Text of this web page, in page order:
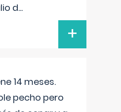
d...
+
14 meses.
pecho pero